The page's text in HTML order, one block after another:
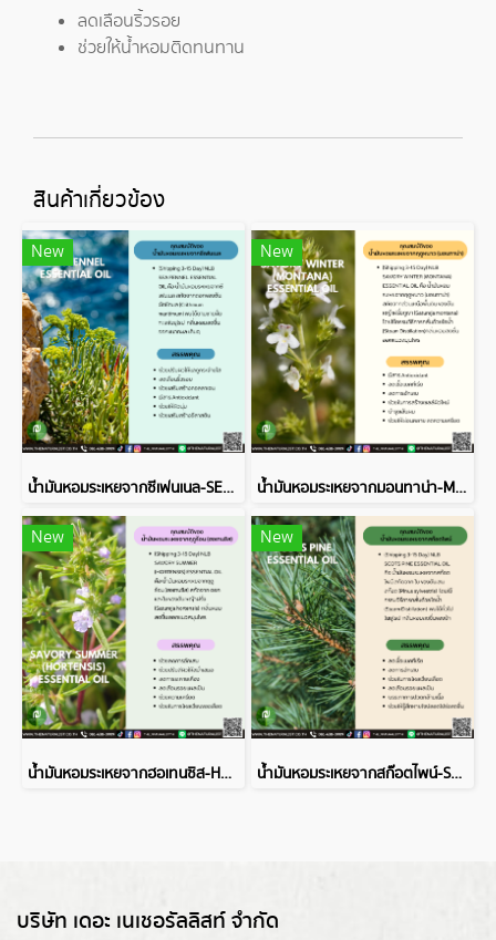
ลดเลือนริ้วรอย
ช่วยให้น้ำหอมติดทนทาน
สินค้าเกี่ยวข้อง
New
น้ำมันหอมระเหยจากซีเฟนเนล-SEA FENNEL ESSENTIAL OIL
New
น้ำมันหอมระเหยจากมอนทาน่า-MONTANA ESSENTIAL OIL
New
น้ำมันหอมระเหยจากฮอเทนซิส-HORTENSIS ESSENTIAL OIL
New
น้ำมันหอมระเหยจากสก๊อตไพน์-SCOTS PINE ESSENTIAL OIL
บริษัท เดอะ เนเชอรัลลิสท์ จำกัด